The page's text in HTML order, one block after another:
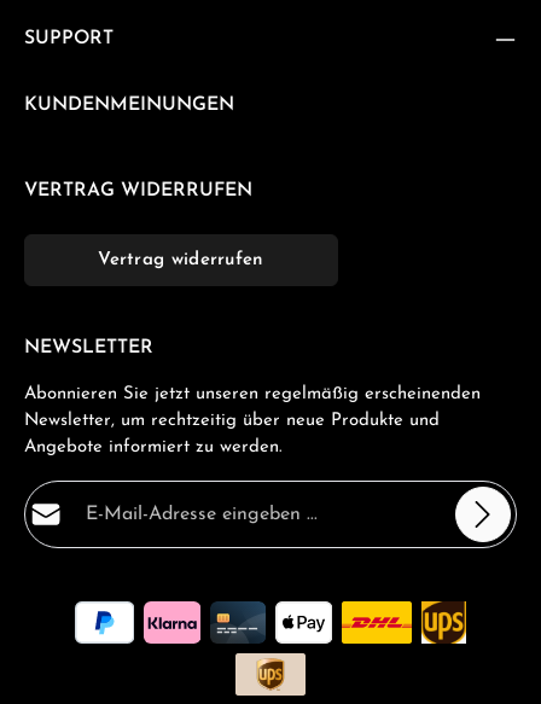
SUPPORT
KUNDENMEINUNGEN
VERTRAG WIDERRUFEN
Vertrag widerrufen
NEWSLETTER
Abonnieren Sie jetzt unseren regelmäßig erscheinenden
Newsletter, um rechtzeitig über neue Produkte und
Angebote informiert zu werden.
E-Mail-Adresse*
Ich habe die
Datenschutzbestimmungen
zur Kenntnis
genommen und dieAGBgelesen und bin mit ihnen
Pflichtfelder.